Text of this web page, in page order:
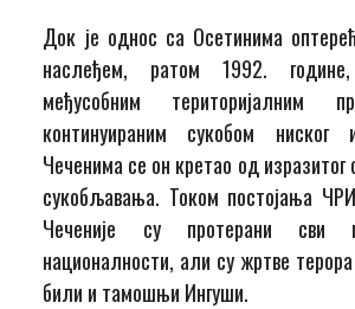
Док је однос са Осетинима
наслеђем, ратом 1992.
међусобним територијалним
континуираним сукобом ниског
Чеченима се он кретао од
сукобљавања. Током постојања
Чеченије су протерани сви
националности, али су жртве
били и тамошњи Ингуши.